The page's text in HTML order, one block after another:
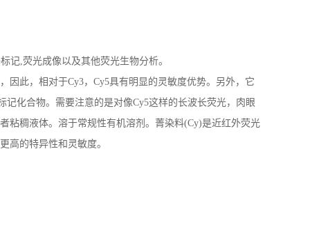
记,荧光成像以及其他荧光生物分析。
因此，相对于Cy3，Cy5具有明显的灵敏度优势。另外，它
记化合物。需要注意的是对像Cy5这样的长波长荧光，肉眼
粘稠液体。溶于常规性有机溶剂。菁染料(Cy)是近红外荧光
高的特异性和灵敏度。